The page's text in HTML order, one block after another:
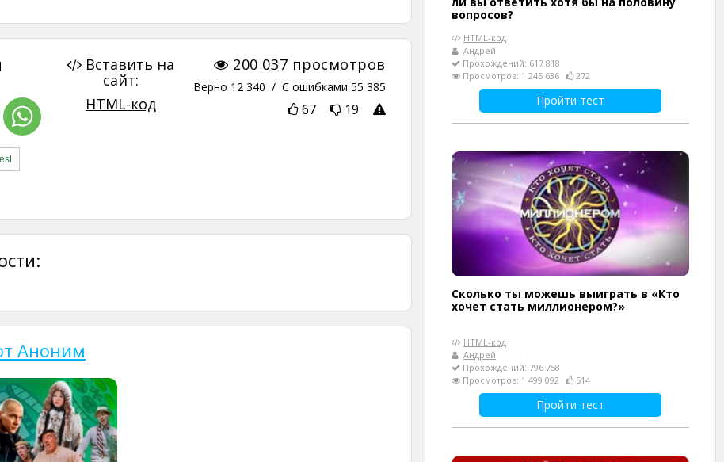
200 037 просмотров
Верно 12 340 / С ошибками 55 385
67 19
Вставить на
сайт:
HTML-код
Аноним
вопросов?
HTML-код
Андрей
Прохождений: 617 818
Просмотров: 1 245 636
272
Пройти тест
Сколько ты можешь выиграть в «Кто
хочет стать миллионером?»
HTML-код
Андрей
Прохождений: 796 758
Просмотров: 1 499 092
514
Пройти тест